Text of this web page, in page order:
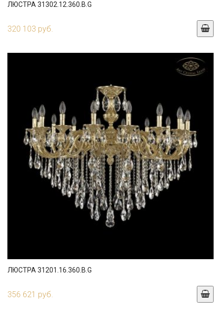
ЛЮСТРА 31302.12.360.B.G
320 103 руб.
ЛЮСТРА 31201.16.360.B.G
356 621 руб.